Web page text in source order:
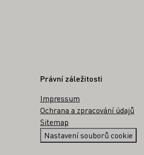
Právní záležitosti
Impressum
Ochrana a zpracování údajů
Sitemap
Nastavení souborů cookie